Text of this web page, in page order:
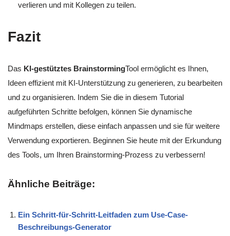
verlieren und mit Kollegen zu teilen.
Fazit
Das KI-gestütztes BrainstormingTool ermöglicht es Ihnen,
Ideen effizient mit KI-Unterstützung zu generieren, zu bearbeiten
und zu organisieren. Indem Sie die in diesem Tutorial
aufgeführten Schritte befolgen, können Sie dynamische
Mindmaps erstellen, diese einfach anpassen und sie für weitere
Verwendung exportieren. Beginnen Sie heute mit der Erkundung
des Tools, um Ihren Brainstorming-Prozess zu verbessern!
Ähnliche Beiträge:
Ein Schritt-für-Schritt-Leitfaden zum Use-Case-
Beschreibungs-Generator